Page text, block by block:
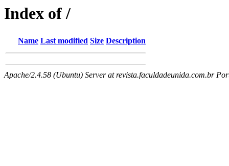
Index of /
Name Last modified Size Description
Apache/2.4.58 (Ubuntu) Server at revista.faculdadeunida.com.br